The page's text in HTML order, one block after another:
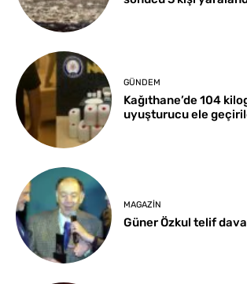
GÜNDEM
Kağıthane’de 104
uyuşturucu ele
MAGAZIN
Güner Özkul telif